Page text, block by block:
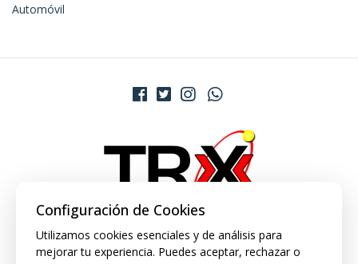
Automóvil
Configuración de Cookies
Utilizamos cookies esenciales y de análisis para
mejorar tu experiencia. Puedes aceptar, rechazar o